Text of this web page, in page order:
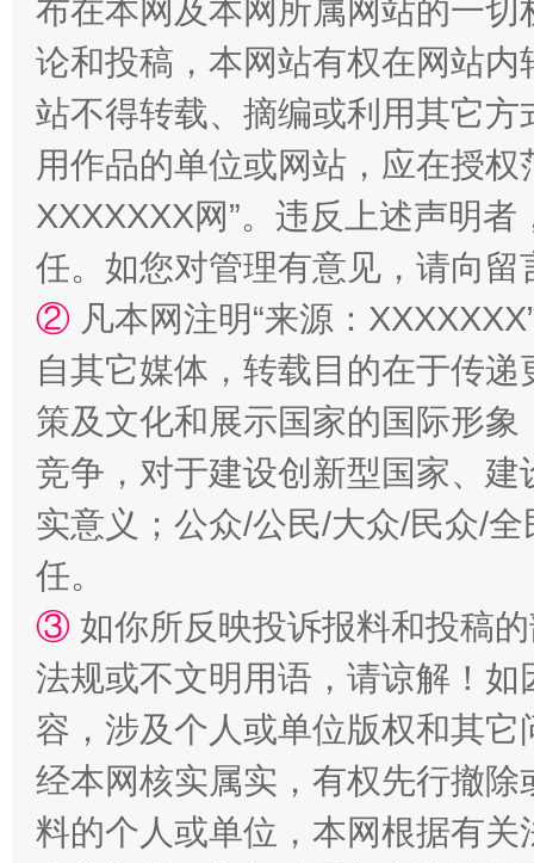
国家大学科技园优化重塑工作
扯下公款旅游的“隐身衣” 如何以
布在本网及本网所属网站的一
论和投稿，本网站有权在网站
站不得转载、摘编或利用其它
用作品的单位或网站，应在授
XXXXXXX网”。违反上述声明
任。如您对管理有意见，请向
② 凡本网注明“来源：
自其它媒体，转载目的在于传
策及文化和展示国家的国际形
竞争，对于建设创新型国家、
实意义；公众/公民/大众/民众/
任。
③ 如你所反映投诉报料和投稿
法规或不文明用语，请谅解！
容，涉及个人或单位版权和其它
经本网核实属实，有权先行撤
料的个人或单位，本网根据有